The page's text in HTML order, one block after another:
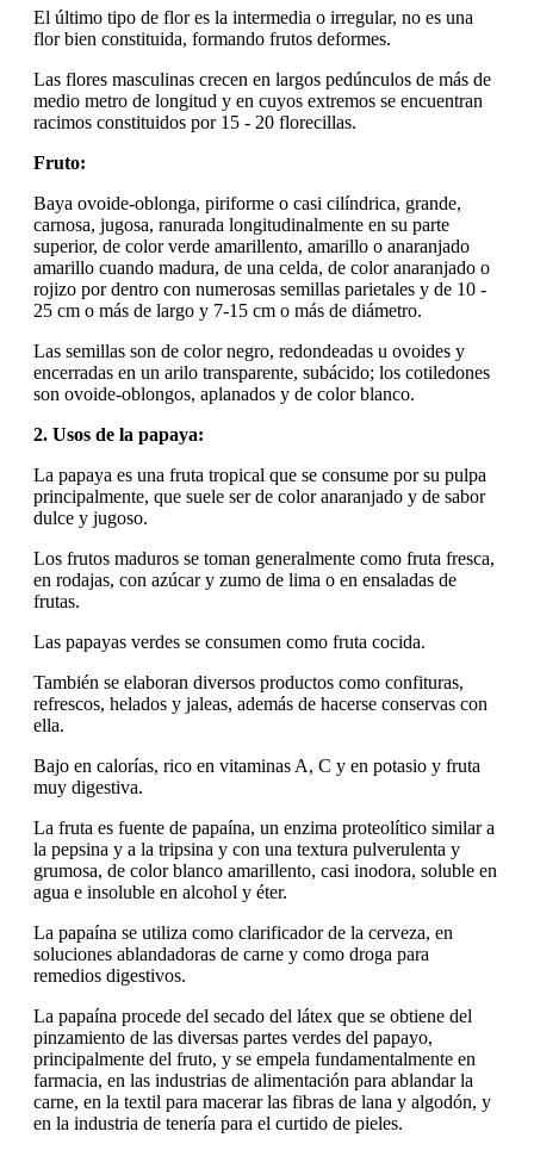
El último tipo de flor es la intermedia o irregular, no es una
flor bien constituida, formando frutos deformes.
Las flores masculinas crecen en largos pedúnculos de más de
medio metro de longitud y en cuyos extremos se encuentran
racimos constituidos por 15 - 20 florecillas.
Fruto:
Baya ovoide-oblonga, piriforme o casi cilíndrica, grande,
carnosa, jugosa, ranurada longitudinalmente en su parte
superior, de color verde amarillento, amarillo o anaranjado
amarillo cuando madura, de una celda, de color anaranjado o
rojizo por dentro con numerosas semillas parietales y de 10 -
25 cm o más de largo y 7-15 cm o más de diámetro.
Las semillas son de color negro, redondeadas u ovoides y
encerradas en un arilo transparente, subácido; los cotiledones
son ovoide-oblongos, aplanados y de color blanco.
2. Usos de la papaya:
La papaya es una fruta tropical que se consume por su pulpa
principalmente, que suele ser de color anaranjado y de sabor
dulce y jugoso.
Los frutos maduros se toman generalmente como fruta fresca,
en rodajas, con azúcar y zumo de lima o en ensaladas de
frutas.
Las papayas verdes se consumen como fruta cocida.
También se elaboran diversos productos como confituras,
refrescos, helados y jaleas, además de hacerse conservas con
ella.
Bajo en calorías, rico en vitaminas A, C y en potasio y fruta
muy digestiva.
La fruta es fuente de papaína, un enzima proteolítico similar a
la pepsina y a la tripsina y con una textura pulverulenta y
grumosa, de color blanco amarillento, casi inodora, soluble en
agua e insoluble en alcohol y éter.
La papaína se utiliza como clarificador de la cerveza, en
soluciones ablandadoras de carne y como droga para
remedios digestivos.
La papaína procede del secado del látex que se obtiene del
pinzamiento de las diversas partes verdes del papayo,
principalmente del fruto, y se empela fundamentalmente en
farmacia, en las industrias de alimentación para ablandar la
carne, en la textil para macerar las fibras de lana y algodón, y
en la industria de tenería para el curtido de pieles.